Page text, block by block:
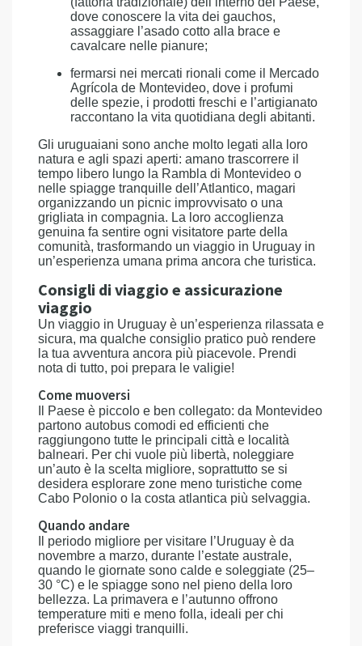
dove conoscere la vita dei gauchos,
assaggiare l’asado cotto alla brace e
cavalcare nelle pianure;
fermarsi nei mercati rionali come il Mercado
Agrícola de Montevideo, dove i profumi
delle spezie, i prodotti freschi e l’artigianato
raccontano la vita quotidiana degli abitanti.
Gli uruguaiani sono anche molto legati alla loro
natura e agli spazi aperti: amano trascorrere il
tempo libero lungo la Rambla di Montevideo o
nelle spiagge tranquille dell’Atlantico, magari
organizzando un picnic improvvisato o una
grigliata in compagnia. La loro accoglienza
genuina fa sentire ogni visitatore parte della
comunità, trasformando un viaggio in Uruguay in
un’esperienza umana prima ancora che turistica.
Consigli di viaggio e assicurazione
viaggio
Un viaggio in Uruguay è un’esperienza rilassata e
sicura, ma qualche consiglio pratico può rendere
la tua avventura ancora più piacevole. Prendi
nota di tutto, poi prepara le valigie!
Come muoversi
Il Paese è piccolo e ben collegato: da Montevideo
partono autobus comodi ed efficienti che
raggiungono tutte le principali città e località
balneari. Per chi vuole più libertà, noleggiare
un’auto è la scelta migliore, soprattutto se si
desidera esplorare zone meno turistiche come
Cabo Polonio o la costa atlantica più selvaggia.
Quando andare
Il periodo migliore per visitare l’Uruguay è da
novembre a marzo, durante l’estate australe,
quando le giornate sono calde e soleggiate (25–
30 °C) e le spiagge sono nel pieno della loro
bellezza. La primavera e l’autunno offrono
temperature miti e meno folla, ideali per chi
preferisce viaggi tranquilli.